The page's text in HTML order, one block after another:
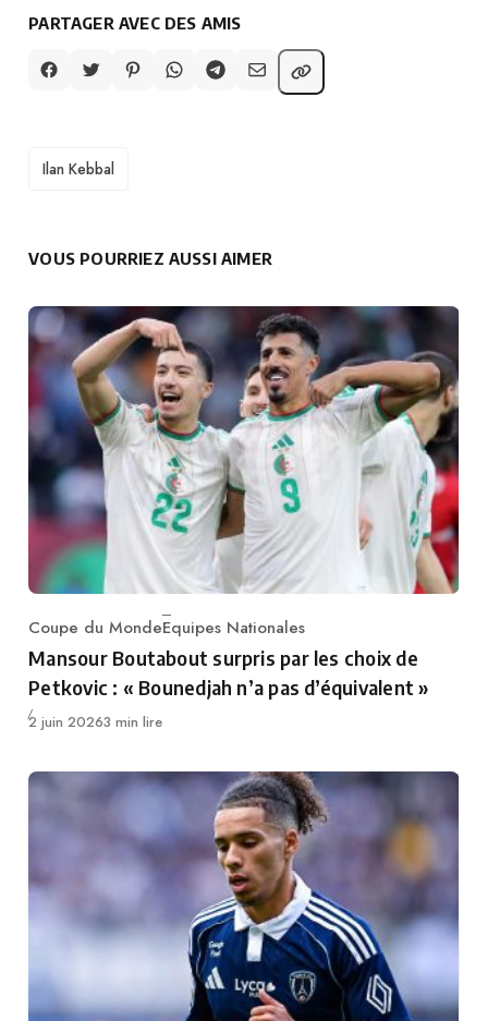
PARTAGER AVEC DES AMIS
TAGS
Ilan Kebbal
VOUS POURRIEZ AUSSI AIMER
Category
Coupe du MondeEquipes Nationales
Mansour Boutabout surpris par les choix de
Petkovic : « Bounedjah n’a pas d’équivalent »
Publié
2 juin 20263 min lire